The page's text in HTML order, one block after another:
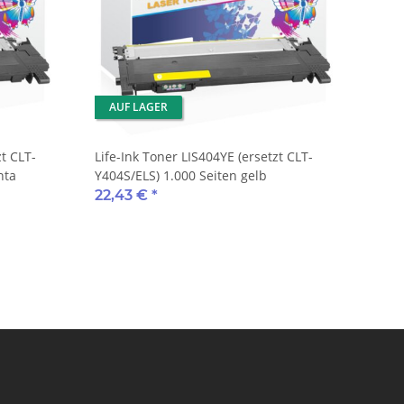
CLT-
AUF LAGER
Life-Ink Toner LIS404YE (ersetzt CLT-
Y404S/ELS) 1.000 Seiten gelb
22,43 € *